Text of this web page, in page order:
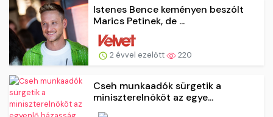
Istenes Bence keményen beszólt
Marics Petinek, de ...
2 évvel ezelőtt 220
Cseh munkaadók sürgetik a
miniszterelnököt az egye...